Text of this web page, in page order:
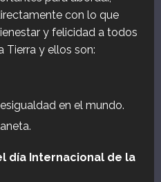
con lo que
y felicidad a todos
Tierra y ellos son:
en el mundo.
día Internacional de la